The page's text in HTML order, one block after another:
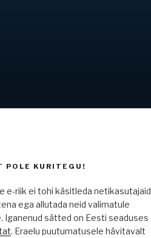
POLE KURITEGU!
e-riik ei tohi käsitleda netikasutajaid
ega allutada neid valimatule
Iganenud sätted on Eesti seaduses
. Eraelu puutumatusele hävitavalt